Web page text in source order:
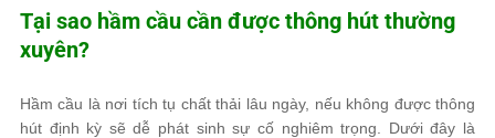
Tại sao hầm cầu cần được thông hút thường
xuyên?
Hầm cầu là nơi tích tụ chất thải lâu ngày, nếu không được thông
hút định kỳ sẽ dễ phát sinh sự cố nghiêm trọng. Dưới đây là